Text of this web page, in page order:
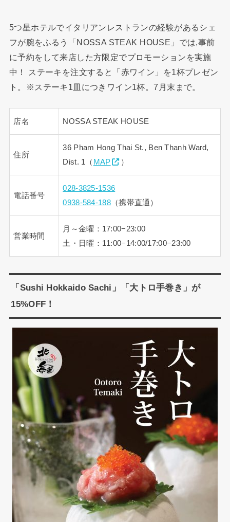
5つ星ホテルでイタリアンレストランの経験があるシェ
フが腕をふるう「NOSSA STEAK HOUSE」では,事前
に予約をして来店した方限定でプロモーションを実施
中！ ステーキを注文すると「赤ワイン」を1杯プレゼン
ト。※ステーキ1皿につきワイン1杯。7月末まで。
店名 NOSSA STEAK HOUSE
住所
36 Pham Hong Thai St., Ben Thanh Ward,
Dist. 1（ MAP ）
電話番号
028-3825-1536
0938-584-188（携帯直通）
営業時間
月～金曜：17:00−23:00
土・日曜：11:00−14:00/17:00−23:00
「Sushi Hokkaido Sachi」「大トロ手巻き」が
15%OFF！